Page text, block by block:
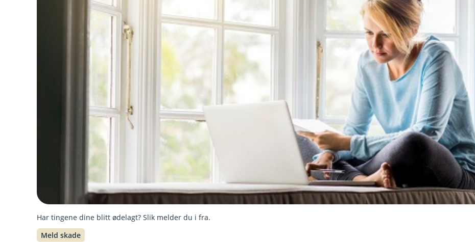
Har tingene dine blitt ødelagt? Slik melder du i fra.
Meld skade